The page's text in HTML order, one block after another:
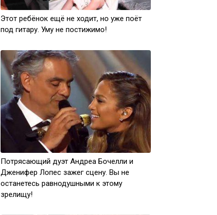
Этот ребёнок ещё не ходит, но уже поёт
под гитару. Уму не постижимо!
Потрясающий дуэт Андреа Бочелли и
Дженифер Лопес зажег сцену. Вы не
останетесь равнодушными к этому
зрелищу!